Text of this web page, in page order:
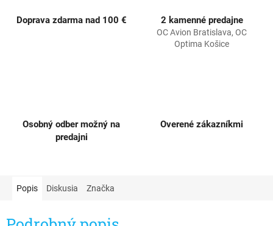
Doprava zdarma nad 100 € 2 kamenné predajne
OC Avion Bratislava, OC
Optima Košice
Osobný odber možný na
predajni
Overené zákazníkmi
Popis Diskusia Značka